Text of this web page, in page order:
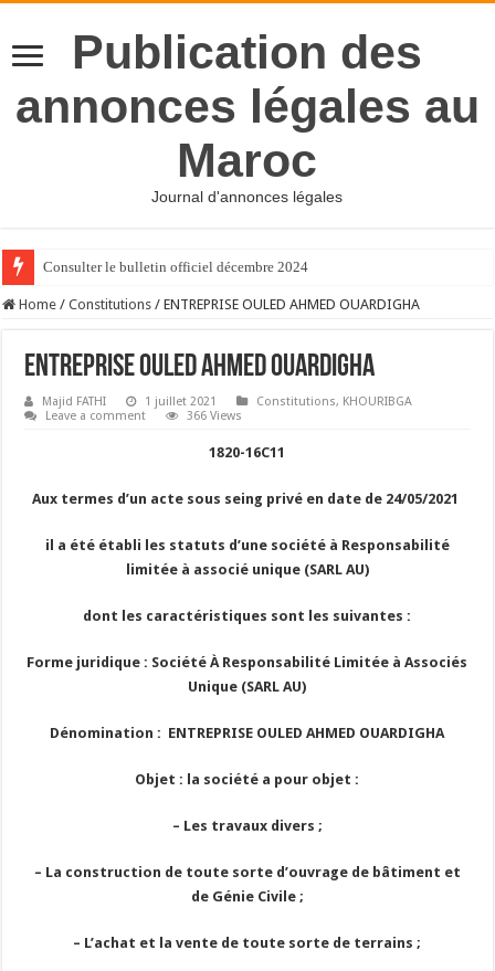
Publication des
annonces légales au
Maroc
Journal d'annonces légales
Consulter le bulletin officiel décembre 2024
Home / Constitutions / ENTREPRISE OULED AHMED OUARDIGHA
ENTREPRISE OULED AHMED OUARDIGHA
Majid FATHI 1 juillet 2021 Constitutions, KHOURIBGA
Leave a comment
366 Views
1820-16C11
Aux termes d’un acte sous seing privé en date de 24/05/2021
il a été établi les statuts d’une société à Responsabilité
limitée à associé unique (SARL AU)
dont les caractéristiques sont les suivantes :
Forme juridique : Société À Responsabilité Limitée à Associés
Unique (SARL AU)
Dénomination : ENTREPRISE OULED AHMED OUARDIGHA
Objet : la société a pour objet :
– Les travaux divers ;
– La construction de toute sorte d’ouvrage de bâtiment et
de Génie Civile ;
– L’achat et la vente de toute sorte de terrains ;